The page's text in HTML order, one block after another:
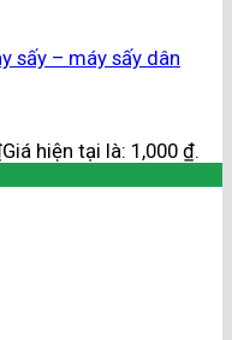
sấy – máy sấy dân
Giá hiện tại là: 1,000 ₫.